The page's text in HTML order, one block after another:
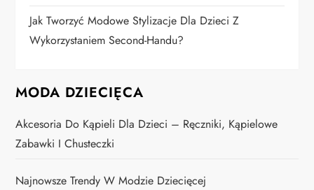
Jak Tworzyć Modowe Stylizacje Dla Dzieci Z
Wykorzystaniem Second-Handu?
MODA DZIECIĘCA
Akcesoria Do Kąpieli Dla Dzieci – Ręczniki, Kąpielowe
Zabawki I Chusteczki
Najnowsze Trendy W Modzie Dziecięcej